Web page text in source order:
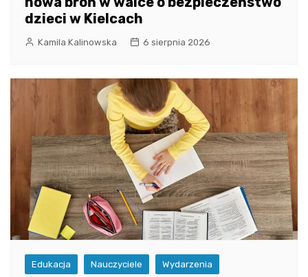
dzieci w Kielcach
Kamila Kalinowska 6 sierpnia 2026
Edukacja Nauczyciele Wydarzenia